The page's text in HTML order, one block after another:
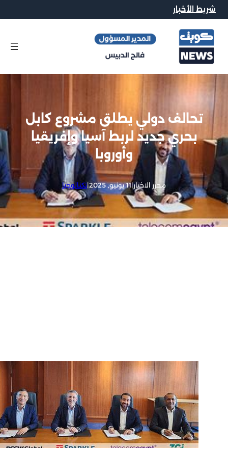
شريط الأخبار
تحالف دولي يطلق مشروع كابل
بحري جديد لربط آسيا وإفريقيا
وأوروبا
محرر الاخبار|11 يونيو, 2025 |تكنالوجيا